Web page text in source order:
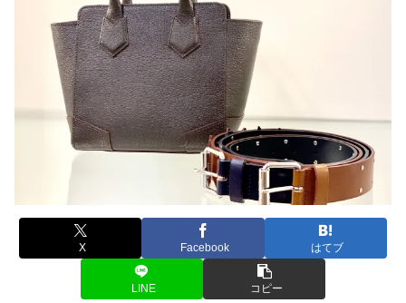
X Facebook はてブ
LINE コピー